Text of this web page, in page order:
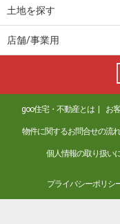
土地を探す
店舗/事業用
goo住宅・不動産とは お
物件に関するお問合せの流れ
個人情報の取り扱い
プライバシーポリシ